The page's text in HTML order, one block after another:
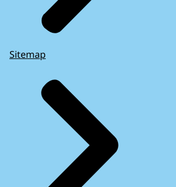
Sitemap